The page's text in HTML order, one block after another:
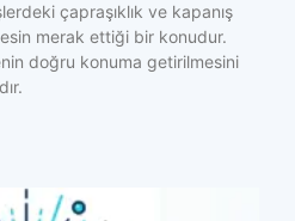
çapraşıklık ve kapanış
merak ettiği bir konudur.
doğru konuma getirilmesini